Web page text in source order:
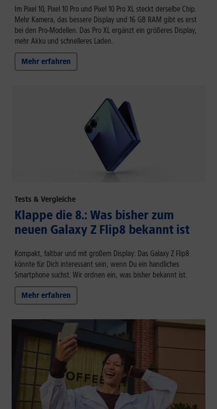
Im Pixel 10, Pixel 10 Pro und Pixel 10 Pro XL steckt derselbe Chip.
Mehr Kamera, das bessere Display und 16 GB RAM gibt es erst
bei den Pro-Modellen. Das Pro XL ergänzt ein größeres Display,
mehr Akku und schnelleres Laden.
Mehr erfahren
Tests & Vergleiche
Klappe die 8.: Was bisher zum
neuen Galaxy Z Flip8 bekannt ist
Kompakt, faltbar und mit großem Display: Das Galaxy Z Flip8
könnte für Dich interessant sein, wenn Du ein handliches
Smartphone suchst. Wir ordnen ein, was bisher bekannt ist.
Mehr erfahren